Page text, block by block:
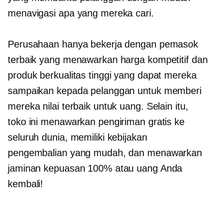
menavigasi apa yang mereka cari.
Perusahaan hanya bekerja dengan pemasok
terbaik yang menawarkan harga kompetitif dan
produk berkualitas tinggi yang dapat mereka
sampaikan kepada pelanggan untuk memberi
mereka nilai terbaik untuk uang. Selain itu,
toko ini menawarkan pengiriman gratis ke
seluruh dunia, memiliki kebijakan
pengembalian yang mudah, dan menawarkan
jaminan kepuasan 100% atau uang Anda
kembali!